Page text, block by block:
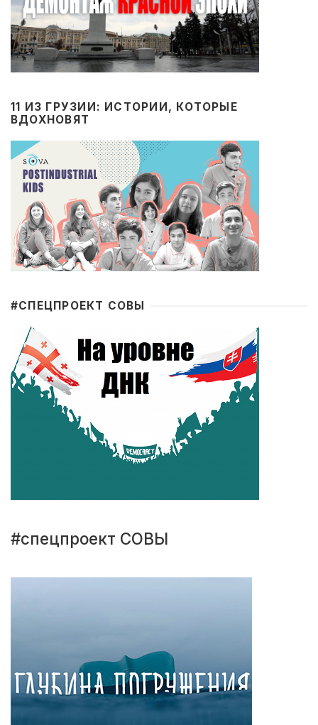
11 ИЗ ГРУЗИИ: ИСТОРИИ, КОТОРЫЕ
ВДОХНОВЯТ
#CПЕЦПРОЕКТ СОВЫ
#спецпроект СОВЫ